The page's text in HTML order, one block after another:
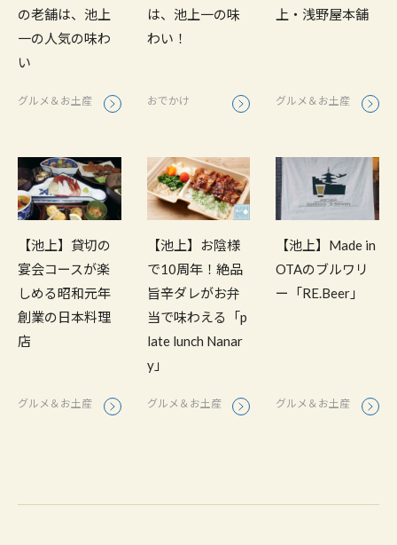
の老舗は、池上
一の人気の味わ
い
グルメ＆お土産
は、池上一の味
わい！
おでかけ
上・浅野屋本舗
グルメ＆お土産
【池上】貸切の
宴会コースが楽
しめる昭和元年
創業の日本料理
店
グルメ＆お土産
【池上】お陰様
で10周年！絶品
旨辛ダレがお弁
当で味わえる「p
late lunch Nanar
y」
グルメ＆お土産
【池上】Made in
OTAのブルワリ
ー「RE.Beer」
グルメ＆お土産